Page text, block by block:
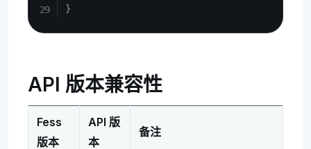
}
API 版本兼容性
Fess
版本
API 版
本
备注